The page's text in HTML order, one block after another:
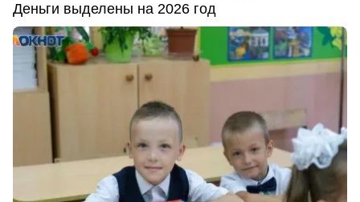
Деньги выделены на 2026 год